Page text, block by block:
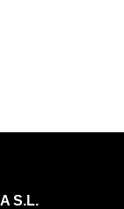
S.L.